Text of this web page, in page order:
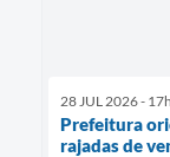
28 JUL 2026 -
Prefeitura
rajadas de